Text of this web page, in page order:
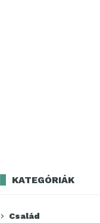
KATEGÓRIÁK
Család